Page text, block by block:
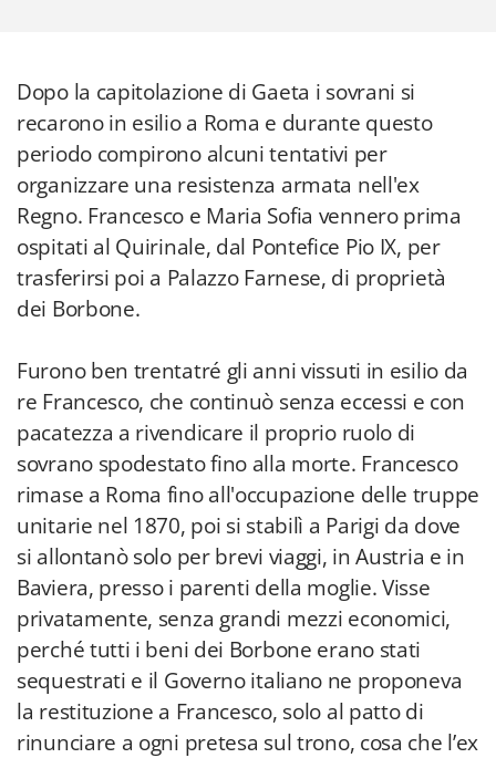
Dopo la capitolazione di Gaeta i sovrani si
recarono in esilio a Roma e durante questo
periodo compirono alcuni tentativi per
organizzare una resistenza armata nell'ex
Regno. Francesco e Maria Sofia vennero prima
ospitati al Quirinale, dal Pontefice Pio IX, per
trasferirsi poi a Palazzo Farnese, di proprietà
dei Borbone.
Furono ben trentatré gli anni vissuti in esilio da
re Francesco, che continuò senza eccessi e con
pacatezza a rivendicare il proprio ruolo di
sovrano spodestato fino alla morte. Francesco
rimase a Roma fino all'occupazione delle truppe
unitarie nel 1870, poi si stabilì a Parigi da dove
si allontanò solo per brevi viaggi, in Austria e in
Baviera, presso i parenti della moglie. Visse
privatamente, senza grandi mezzi economici,
perché tutti i beni dei Borbone erano stati
sequestrati e il Governo italiano ne proponeva
la restituzione a Francesco, solo al patto di
rinunciare a ogni pretesa sul trono, cosa che l’ex